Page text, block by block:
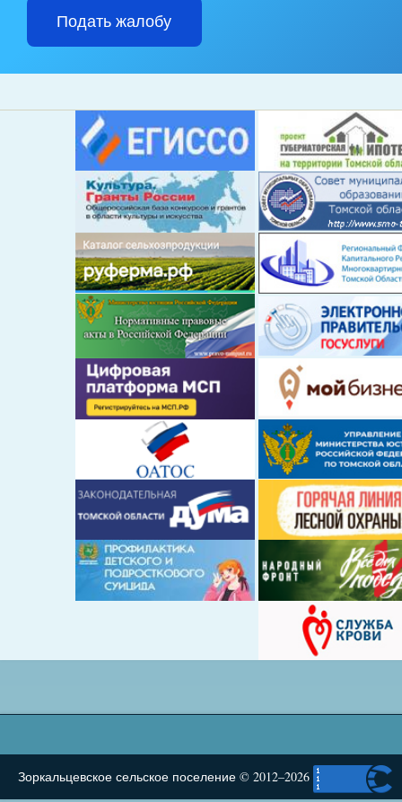
Подать жалобу
Зоркальцевское сельское поселение © 2012–2026